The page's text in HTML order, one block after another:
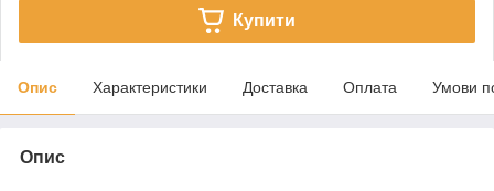
Купити
Опис Характеристики Доставка Оплата Умови
Опис